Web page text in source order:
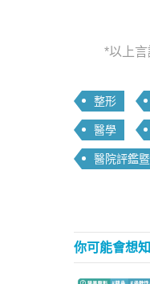
*以上
整形
醫學
醫院評鑑
你可能會想